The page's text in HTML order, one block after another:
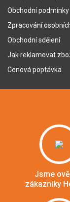
Obchodní podmínky
Zpracování
Obchodní sdělení
Jak reklamovat
Cenová poptávka
Jsme
zákazníky